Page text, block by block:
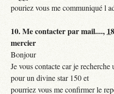
pouriez vous me communiqué l
10.Me contacter par mail....,
mercier
Bonjour
Je vous contacte car je
pour un divine star 150 et
pourriez vous me confirmer le